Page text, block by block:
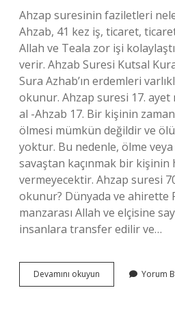
Ahzap suresinin faziletleri
Ahzab, 41 kez iş, ticaret,
Allah ve Teala zor işi
verir. Ahzab Suresi Kutsal
Sura Azhab’ın erdemleri
okunur. Ahzap suresi 17.
al -Ahzab 17. Bir kişinin
ölmesi mümkün değildir ve
yoktur. Bu nedenle, ölme
savaştan kaçınmak bir kişinin
vermeyecektir. Ahzap suresi
okunur? Dünyada ve ahirette
manzarası Allah ve elçisine
insanlara transfer edilir ve…
Devamını okuyun
Suresi
Yorum